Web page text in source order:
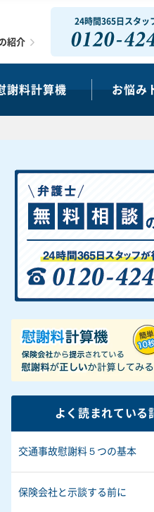
24時間365日スタッ
0120-424-
謝料計算機 お悩み
紹介
よく読まれている
交通事故慰謝料５つの基本
保険会社と示談する前に